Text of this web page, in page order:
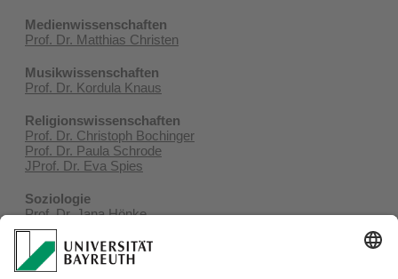
Medienwissenschaften
Prof. Dr. Matthias Christen
Musikwissenschaften
Prof. Dr. Kordula Knaus
Religionswissenschaften
Prof. Dr. Christoph Bochinger
Prof. Dr. Paula Schrode
JProf. Dr. Eva Spies
Soziologie
Prof. Dr. Jana Hönke
Prof. Dr. Gabriele Cappai
Prof. Dr. Eva Maria Ziege
Prof. Dr. Georg Kamphausen
Prof. Dr. Bernt Schnettler